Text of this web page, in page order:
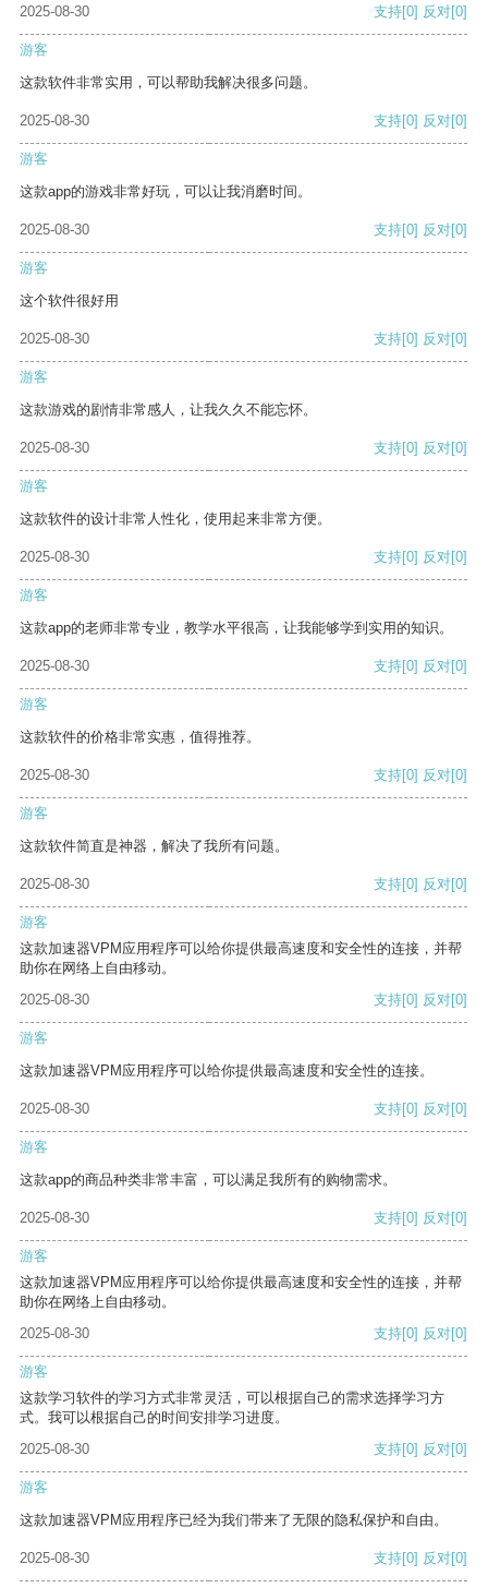
2025-08-30 支持[0] 反对[0]
游客
这款软件非常实用，可以帮助我解决很多问题。
2025-08-30 支持[0] 反对[0]
游客
这款app的游戏非常好玩，可以让我消磨时间。
2025-08-30 支持[0] 反对[0]
游客
这个软件很好用
2025-08-30 支持[0] 反对[0]
游客
这款游戏的剧情非常感人，让我久久不能忘怀。
2025-08-30 支持[0] 反对[0]
游客
这款软件的设计非常人性化，使用起来非常方便。
2025-08-30 支持[0] 反对[0]
游客
这款app的老师非常专业，教学水平很高，让我能够学到实用的知识。
2025-08-30 支持[0] 反对[0]
游客
这款软件的价格非常实惠，值得推荐。
2025-08-30 支持[0] 反对[0]
游客
这款软件简直是神器，解决了我所有问题。
2025-08-30 支持[0] 反对[0]
游客
这款加速器VPM应用程序可以给你提供最高速度和安全性的连接，并帮
助你在网络上自由移动。
2025-08-30
支持[0] 反对[0]
游客
这款加速器VPM应用程序可以给你提供最高速度和安全性的连接。
2025-08-30 支持[0] 反对[0]
游客
这款app的商品种类非常丰富，可以满足我所有的购物需求。
2025-08-30 支持[0] 反对[0]
游客
这款加速器VPM应用程序可以给你提供最高速度和安全性的连接，并帮
助你在网络上自由移动。
2025-08-30
支持[0] 反对[0]
游客
这款学习软件的学习方式非常灵活，可以根据自己的需求选择学习方
式。我可以根据自己的时间安排学习进度。
2025-08-30
支持[0] 反对[0]
游客
这款加速器VPM应用程序已经为我们带来了无限的隐私保护和自由。
2025-08-30 支持[0] 反对[0]